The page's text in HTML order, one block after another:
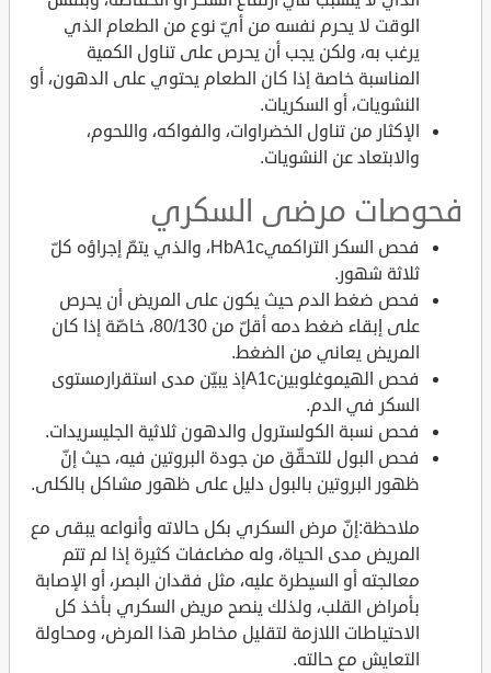
الوقت لا يحرم نفسه من أيّ نوع من الطعام الذي
يرغب به، ولكن يجب أن يحرص على تناول الكمية
المناسبة خاصة إذا كان الطعام يحتوي على الدهون، أو
النشويات، أو السكريات.
الإكثار من تناول الخضراوات، والفواكه، واللحوم،
والابتعاد عن النشويات.
فحوصات مرضى السكري
فحص السكر التراكميHbA1c، والذي يتمّ إجراؤه كلّ
ثلاثة شهور.
فحص ضغط الدم حيث يكون على المريض أن يحرص
على إبقاء ضغط دمه أقلّ من 80/130، خاصّة إذا كان
المريض يعاني من الضغط.
فحص الهيموغلوبينA1cإذ يبيّن مدى استقرارمستوى
السكر في الدم.
فحص نسبة الكولسترول والدهون ثلاثية الجليسريدات.
فحص البول للتحقّق من جودة البروتين فيه، حيث إنّ
ظهور البروتين بالبول دليل على ظهور مشاكل بالكلى.
ملاحظة:إنّ مرض السكري بكل حالاته وأنواعه يبقى مع
المريض مدى الحياة، وله مضاعفات كثيرة إذا لم تتم
معالجته أو السيطرة عليه، مثل فقدان البصر، أو الإصابة
بأمراض القلب، ولذلك ينصح مريض السكري بأخذ كل
الاحتياطات اللازمة لتقليل مخاطر هذا المرض، ومحاولة
التعايش مع حالته.